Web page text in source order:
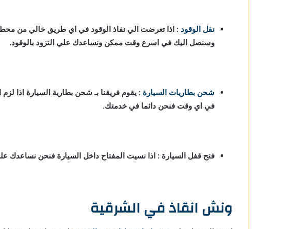
نقل الوقود : اذا تعرضت الي نفاذ الوقود في اي طريق خالي من
وسنصل اليك في اسرع وقت ممكن ونساعدك علي التزود بالوقود.
شحن بطاريات السيارة : يقوم فريقنا بـ شحن بطارية السيارة اذا
في اي وقت فنحن دائما في خدمتك.
فتح قفل السيارة : اذا نسيت المفتاح داخل السيارة فنحن نساعدك
ونش انقاذ في الشرقية